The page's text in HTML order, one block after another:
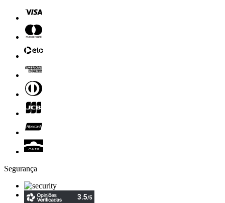
Segurança